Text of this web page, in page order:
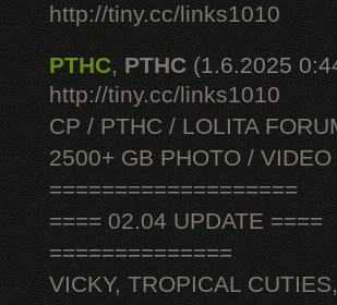
http://tiny.cc/links1010
PTHC, PTHC (1.6.2025
http://tiny.cc/links1010
CP / PTHC / LOLITA
2500+ GB PHOTO /
===================
==== 02.04 UPDATE ====
==============
VICKY, TROPICAL